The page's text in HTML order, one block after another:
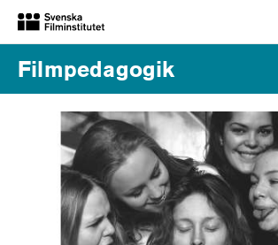
Filmpedagogik